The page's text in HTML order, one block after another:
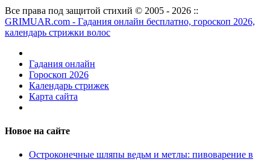
Все права под защитой стихий © 2005 - 2026 ::
GRIMUAR.com - Гадания онлайн бесплатно, гороскоп 2026,
календарь стрижки волос
Гадания онлайн
Гороскоп 2026
Календарь стрижек
Карта сайта
Новое на сайте
Остроконечные шляпы ведьм и метлы: пивоварение в